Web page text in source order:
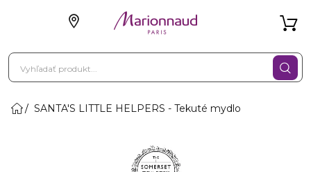
SANTA'S LITTLE HELPERS - Tekuté mydlo